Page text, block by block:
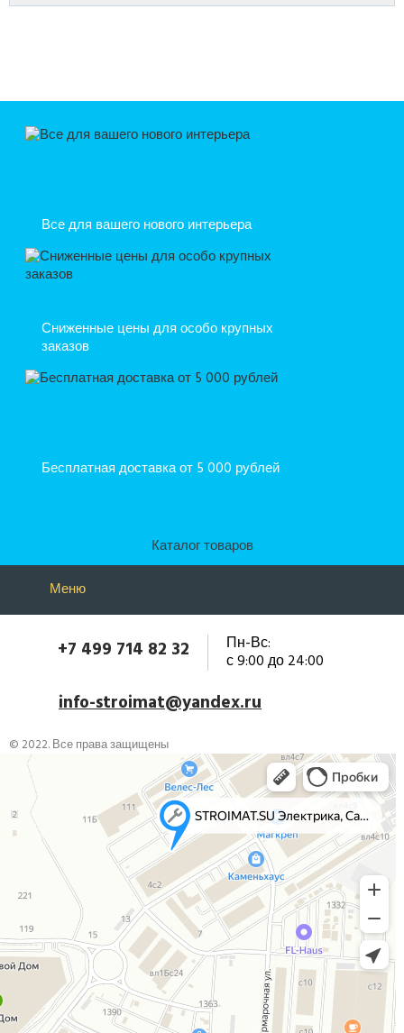
Все для вашего нового интерьера
Сниженные цены для особо крупных
заказов
Бесплатная доставка от 5 000 рублей
Каталог товаров
Меню
+7 499 714 82 32 Пн-Вс:
с 9:00 до 24:00
info-stroimat@yandex.ru
© 2022. Все права защищены